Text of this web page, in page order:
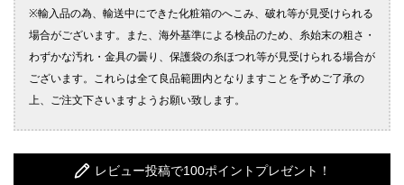
レビュー投稿で100ポイントプレゼント！